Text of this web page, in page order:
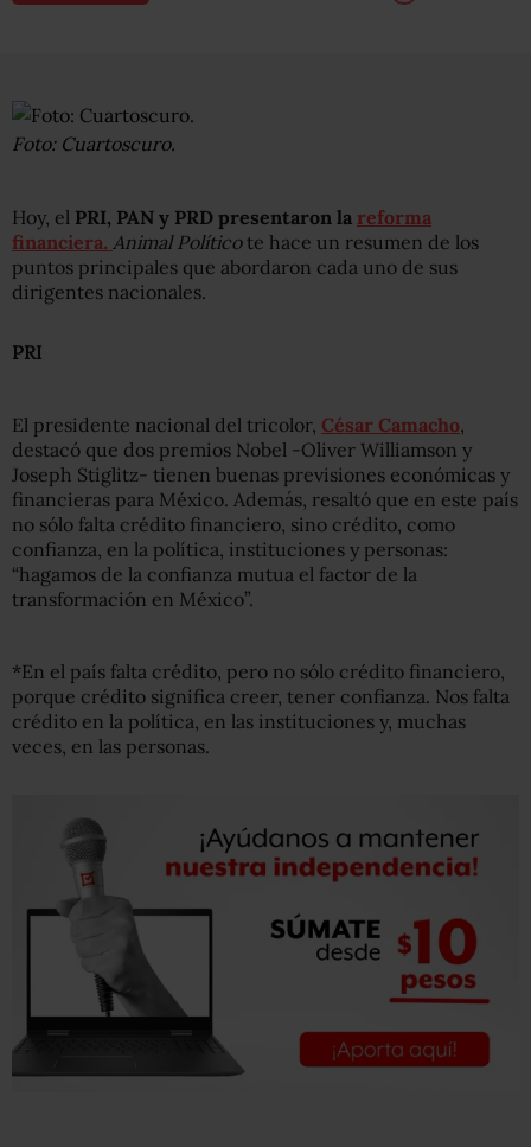
Foto: Cuartoscuro.
Hoy, el PRI, PAN y PRD presentaron la reforma
financiera. Animal Políticote hace un resumen de los
puntos principales que abordaron cada uno de sus
dirigentes nacionales.
PRI
El presidente nacional del tricolor, César Camacho,
destacó que dos premios Nobel -Oliver Williamson y
Joseph Stiglitz- tienen buenas previsiones económicas y
financieras para México. Además, resaltó que en este país
no sólo falta crédito financiero, sino crédito, como
confianza, en la política, instituciones y personas:
“hagamos de la confianza mutua el factor de la
transformación en México”.
*En el país falta crédito, pero no sólo crédito financiero,
porque crédito significa creer, tener confianza. Nos falta
crédito en la política, en las instituciones y, muchas
veces, en las personas.